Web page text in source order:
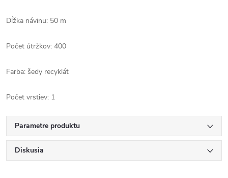
Dĺžka návinu: 50 m
Počet útržkov: 400
Farba: šedy recyklát
Počet vrstiev: 1
Parametre produktu
Diskusia